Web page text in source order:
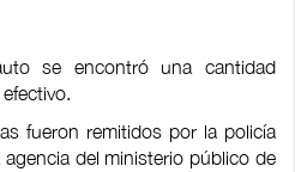
se encontró una cantidad
fueron remitidos por la policía
del ministerio público de